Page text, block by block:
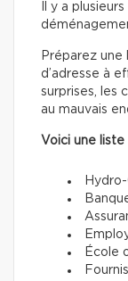
Il y a
Préparez
d’adresse à
surprises, les
au mauvais
Voici une
École